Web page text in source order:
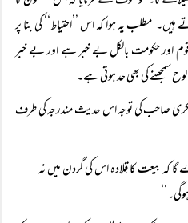
مطلب یہ ہوا کہ اس ’’احتیاط‘‘ کی بنا پر
اور حکومت بالکل بے خبر ہے اور بے خبر
سمجھنے کی بھی حد ہوتی ہے۔
صاحب کی توجہ اس حدیث مندرجہ کی طرف
کہ بیعت کا قِلادہ اس کی گردن میں نہ